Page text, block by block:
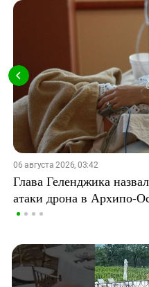
06 августа 2026, 03:42
Глава Геленджика
атаки дрона в Архипо-